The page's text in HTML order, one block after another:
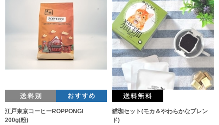
江戸東京コーヒーROPPONGI
200g(粉)
猫珈セット(モカ＆やわらかなブレン
ド)